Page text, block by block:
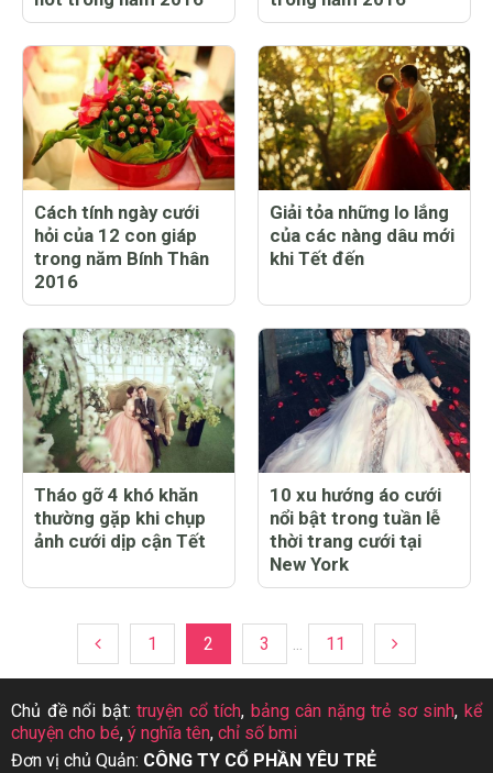
Cách tính ngày cưới
hỏi của 12 con giáp
trong năm Bính Thân
2016
Giải tỏa những lo lắng
của các nàng dâu mới
khi Tết đến
Tháo gỡ 4 khó khăn
thường gặp khi chụp
ảnh cưới dịp cận Tết
10 xu hướng áo cưới
nổi bật trong tuần lễ
thời trang cưới tại
New York
1 2 3 11
Chủ đề nổi bật:truyện cổ tích, bảng cân nặng trẻ sơ sinh,kể
chuyện cho bé, ý nghĩa tên, chỉ số bmi
Đơn vị chủ Quản: CÔNG TY CỔ PHẦN YÊU TRẺ